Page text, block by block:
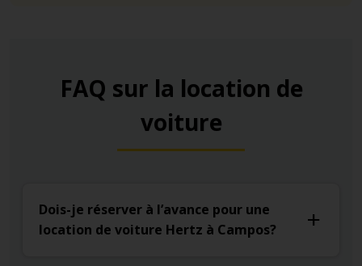
FAQ sur la location de
voiture
Dois-je réserver à l’avance pour une
location de voiture Hertz à Campos?